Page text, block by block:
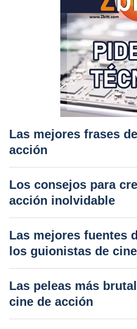
Las mejores frases
acción
Los consejos para
acción inolvidable
Las mejores fuentes
los guionistas de
Las peleas más
cine de acción